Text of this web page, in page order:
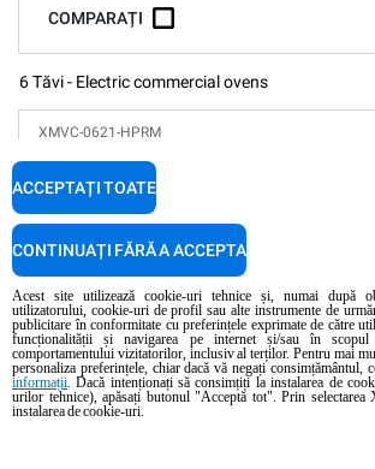
COMPARAȚI
6 Tăvi - Electric commercial ovens
XMVC-0621-HPRM
CHEFTOP MIND.Maps™
COUNTERTOP
6 GN 2/1 tăvi
Panou digital
Controlul umidității
Conexiune și IoT
Spălare automată
Programe
Acest site utilizează cookie-uri tehnice și, numai după
utilizatorului, cookie-uri de profil sau alte instrumente de
publicitare în conformitate cu preferințele exprimate de către
funcționalității și navigarea pe internet și/sau în
comportamentului vizitatorilor, inclusiv al terților. Pentru mai
personaliza preferințele, chiar dacă vă negați consimțământul,
informații. Dacă intenționați să consimțiți la instalarea de
urilor tehnice), apăsați butonul "Acceptă tot". Prin
instalarea de cookie-uri.
ACCEPTAȚI TOATE
CONTINUAȚI FĂRĂ A ACCEPTA